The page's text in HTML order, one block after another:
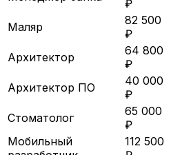
₽
Маляр
82 500
₽
Архитектор
64 800
₽
Архитектор ПО
40 000
₽
Стоматолог
65 000
₽
Мобильный
112 500